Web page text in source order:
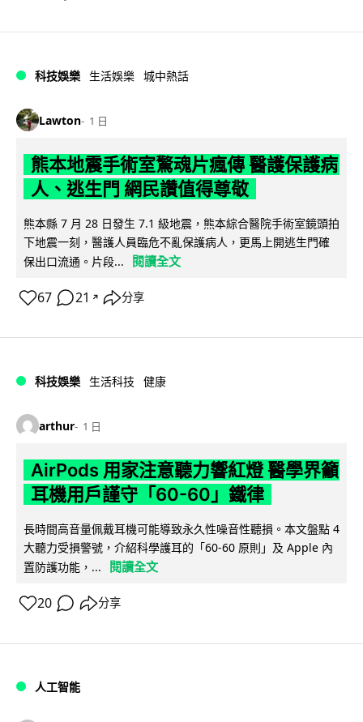
科技娛樂 生活娛樂 城中熱話
Lawton 1 日
熊本地震手術室驚魂片瘋傳 醫護保護病
人、逃生門 網民讚值得尊敬
熊本縣 7 月 28 日發生 7.1 級地震，熊本綜合醫院手術室鏡頭拍
下地震一刻，醫護人員臨危不亂保護病人，更馬上開逃生門確
保出口流通。片段...
閱讀全文
67 21 ↗ 分享
科技娛樂 生活科技 健康
arthur 1 日
AirPods 用家注意聽力響紅燈 醫學界籲
耳機用戶謹守「60-60」鐵律
長時間高音量佩戴耳機可能導致永久性噪音性聽損。本文盤點 4
大聽力受損警號，介紹科學護耳的「60-60 原則」及 Apple 內
置防護功能，...
閱讀全文
20 分享
人工智能